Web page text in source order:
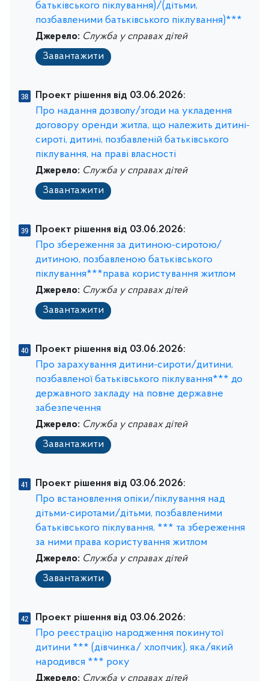
батьківського піклування)/(дітьми,
позбавленими батьківського піклування)***
Джерело: Служба у справах дітей
Завантажити
Проект рішення від 03.06.2026:
Про надання дозволу/згоди на укладення
договору оренди житла, що належить дитині-
сироті, дитині, позбавленій батьківського
піклування, на праві власності
Джерело: Служба у справах дітей
Завантажити
Проект рішення від 03.06.2026:
Про збереження за дитиною-сиротою/
дитиною, позбавленою батьківського
піклування***права користування житлом
Джерело: Служба у справах дітей
Завантажити
Проект рішення від 03.06.2026:
Про зарахування дитини-сироти/дитини,
позбавленої батьківського піклування*** до
державного закладу на повне державне
забезпечення
Джерело: Служба у справах дітей
Завантажити
Проект рішення від 03.06.2026:
Про встановлення опіки/піклування над
дітьми-сиротами/дітьми, позбавленими
батьківського піклування, *** та збереження
за ними права користування житлом
Джерело: Служба у справах дітей
Завантажити
Проект рішення від 03.06.2026:
Про реєстрацію народження покинутої
дитини *** (дівчинка/ хлопчик), яка/який
народився *** року
Джерело: Служба у справах дітей